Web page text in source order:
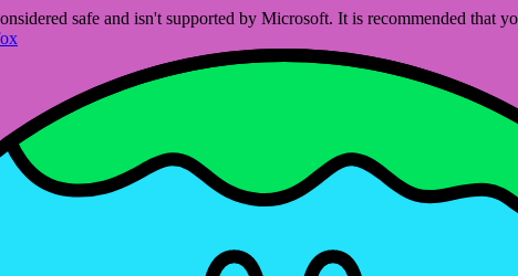
safe and isn't supported by Microsoft. It is recommended that